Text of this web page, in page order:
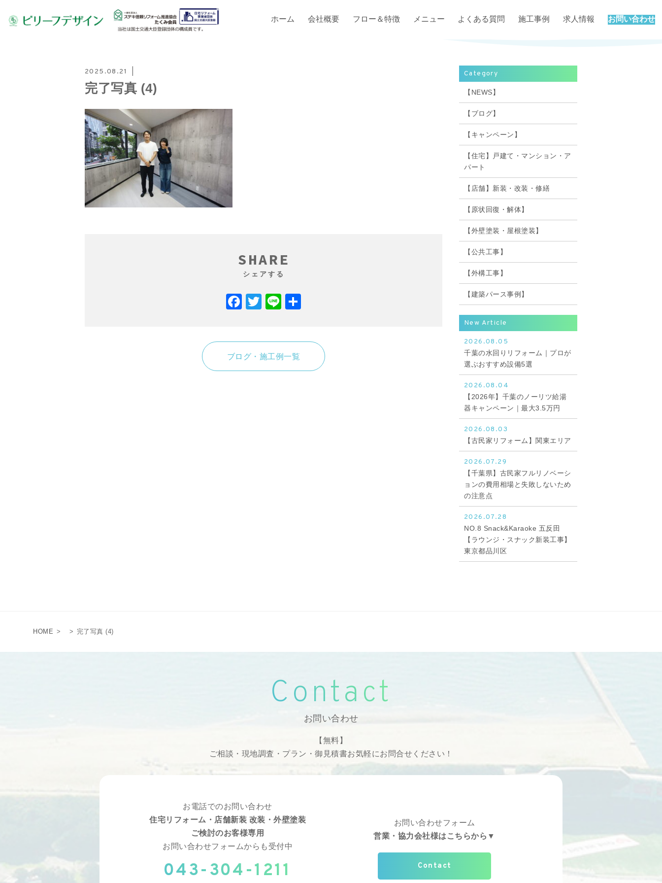
ホーム 会社概要 フロー＆特徴 メニュー よくある質問 施工事例 求人情報 お問い合わせ
2025.08.21
完了写真 (4)
SHARE
シェアする
Facebook
Twitter
Line
ブログ・施工例一覧
Category
【NEWS】
【ブログ】
【キャンペーン】
【住宅】戸建て・マンション・ア
パート
【店舗】新装・改装・修繕
【原状回復・解体】
【外壁塗装・屋根塗装】
【公共工事】
【外構工事】
【建築パース事例】
New Article
2026.08.05
千葉の水回りリフォーム｜プロが
選ぶおすすめ設備5選
2026.08.04
【2026年】千葉のノーリツ給湯
器キャンペーン｜最大3.5万円
2026.08.03
【古民家リフォーム】関東エリア
2026.07.29
【千葉県】古民家フルリノベーシ
ョンの費用相場と失敗しないため
の注意点
2026.07.28
NO.8 Snack&Karaoke 五反田
【ラウンジ・スナック新装工事】
東京都品川区
HOME > > 完了写真 (4)
Contact
お問い合わせ
【無料】
ご相談・現地調査・プラン・御見積書お気軽にお問合せください！
お電話でのお問い合わせ
住宅リフォーム・店舗新装 改装・外壁塗装
ご検討のお客様専用
お問い合わせフォームからも受付中
043-304-1211
お問い合わせフォーム
営業・協力会社様はこちらから▼
Contact